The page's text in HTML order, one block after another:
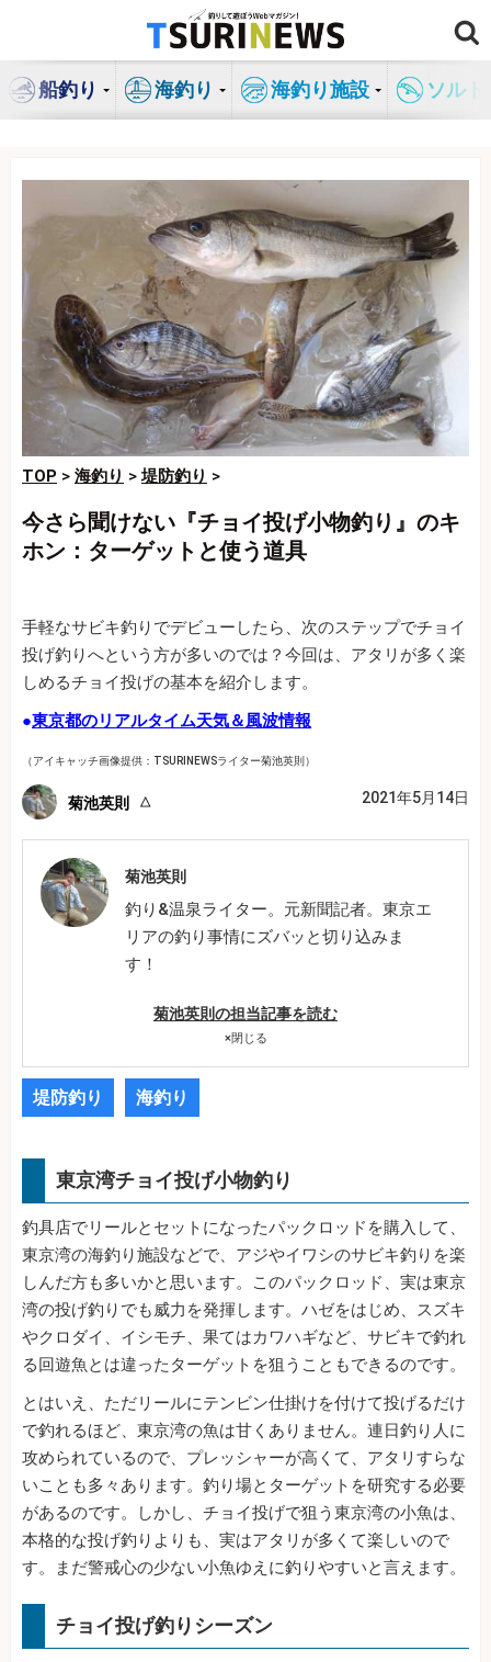
ン
船釣り 海釣り 海釣り施設 ソル
TOP > 海釣り >堤防釣り >
今さら聞けない『チョイ投げ小物釣り』のキ
ホン：ターゲットと使う道具
手軽なサビキ釣りでデビューしたら、次のステップでチョイ
投げ釣りへという方が多いのでは？今回は、アタリが多く楽
しめるチョイ投げの基本を紹介します。
●東京都のリアルタイム天気＆風波情報
（アイキャッチ画像提供：TSURINEWSライター菊池英則）
菊池英則 2021年5月14日
菊池英則
釣り&温泉ライター。元新聞記者。東京エ
リアの釣り事情にズバッと切り込みま
す！
菊池英則の担当記事を読む
×閉じる
堤防釣り 海釣り
東京湾チョイ投げ小物釣り
釣具店でリールとセットになったパックロッドを購入して、
東京湾の海釣り施設などで、アジやイワシのサビキ釣りを楽
しんだ方も多いかと思います。このパックロッド、実は東京
湾の投げ釣りでも威力を発揮します。ハゼをはじめ、スズキ
やクロダイ、イシモチ、果てはカワハギなど、サビキで釣れ
る回遊魚とは違ったターゲットを狙うこともできるのです。
とはいえ、ただリールにテンビン仕掛けを付けて投げるだけ
で釣れるほど、東京湾の魚は甘くありません。連日釣り人に
攻められているので、プレッシャーが高くて、アタリすらな
いことも多々あります。釣り場とターゲットを研究する必要
があるのです。しかし、チョイ投げで狙う東京湾の小魚は、
本格的な投げ釣りよりも、実はアタリが多くて楽しいので
す。まだ警戒心の少ない小魚ゆえに釣りやすいと言えます。
チョイ投げ釣りシーズン